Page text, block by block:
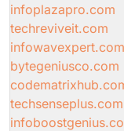
infoplazapro.com
techreviveit.com
infowavexpert.com
bytegeniusco.com
techsenseplus.com